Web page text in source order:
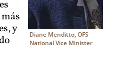
Diane Menditto, OFS
National Vice Minister
y